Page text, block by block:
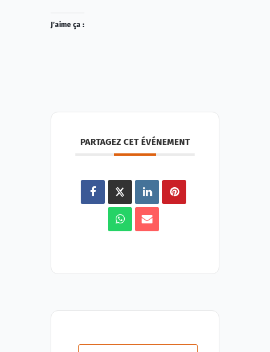
J’aime ça :
PARTAGEZ CET ÉVÉNEMENT